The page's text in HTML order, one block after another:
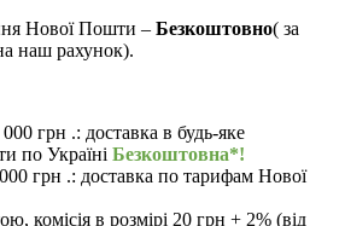
Нової Пошти – Безкоштовно( за
наш рахунок).
грн .: доставка в будь-яке
по Україні Безкоштовна*!
грн .: доставка по тарифам Нової
комісія в розмірі 20 грн + 2% (від